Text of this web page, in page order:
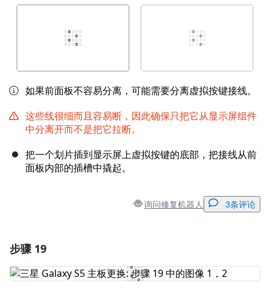
如果前面板不容易分离，可能需要分离虚拟按键接线。
这些线很细而且容易断，因此确保只把它从显示屏组件
中分离开而不是把它拉断。
把一个划片插到显示屏上虚拟按键的底部，把接线从前
面板内部的插槽中撬起。
询问修复机器人 3条评论
添加评论
步骤 19